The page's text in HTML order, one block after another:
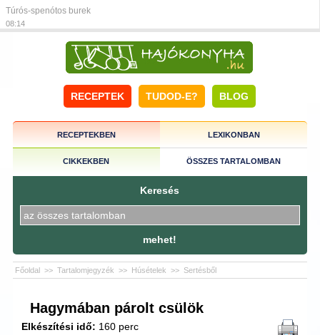
Túrós-spenótos burek
08:14
RECEPTEK TUDOD-E? BLOG
RECEPTEKBEN LEXIKONBAN
CIKKEKBEN ÖSSZES TARTALOMBAN
Keresés
mehet!
Főoldal >> Tartalomjegyzék >> Húsételek >> Sertésből
Hagymában párolt csülök
Elkészítési idő: 160 perc